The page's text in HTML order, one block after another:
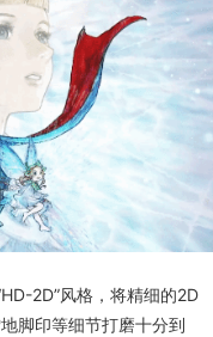
2D”风格，将精细的2D
脚印等细节打磨十分到